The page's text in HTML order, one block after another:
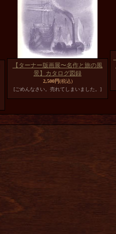
【ターナー版画展〜名作と旅の風
景】カタログ図録
2,500円(税込)
[ごめんなさい。売れてしまいました。]